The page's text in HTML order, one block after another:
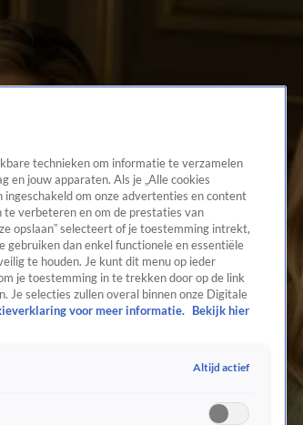
technieken om informatie te verzamelen
en jouw apparaten. Als je „Alle cookies
om onze advertenties en content
te verbeteren en om de prestaties van
opslaan” selecteert of je toestemming intrekt,
dan enkel functionele en essentiële
te houden. Je kunt dit menu op ieder
je toestemming in te trekken door op de link
Je selecties zullen overal binnen onze Digitale
voor meer informatie.
Bekijk hier
Altijd actief